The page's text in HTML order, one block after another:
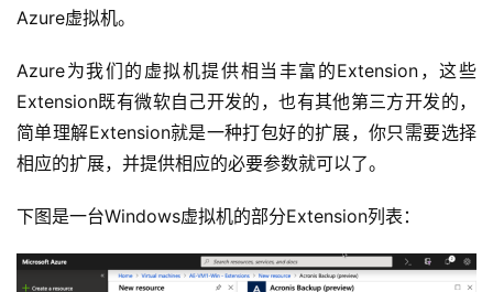
Azure虚拟机。
Azure为我们的虚拟机提供相当丰富的Extension，这些
Extension既有微软自己开发的，也有其他第三方开发的，
简单理解Extension就是一种打包好的扩展，你只需要选择
相应的扩展，并提供相应的必要参数就可以了。
下图是一台Windows虚拟机的部分Extension列表：